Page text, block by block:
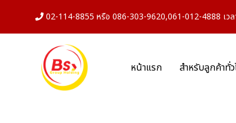
02-114-8855 หรือ 086-303-9620,061-012-4888 เวล
หน้าแรก สำหรับลูกค้าทั่